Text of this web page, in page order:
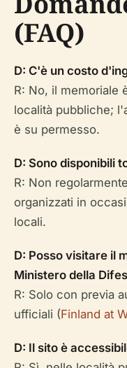
(FAQ)
D: C'è un costo
R: No, il memoriale
località pubbliche;
è su permesso.
D: Sono disponibili
R: Non
organizzati in
locali.
D: Posso visitare il
Ministero della
R: Solo con previa
ufficiali (Finland at
D: Il sito è